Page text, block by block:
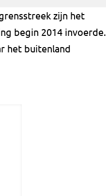
zijn het
begin 2014 invoerde.
het buitenland